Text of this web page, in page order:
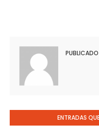
ENTRADAS